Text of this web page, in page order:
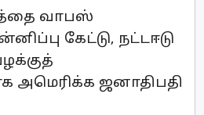
வாபஸ்
கேட்டு, நட்டஈடு
ஜனாதிபதி